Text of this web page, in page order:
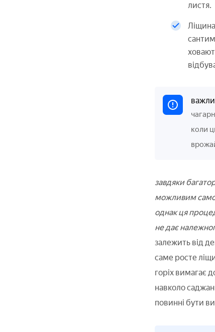
листя.
коли
завдяки
можливим
однак ця
не дає
залежить від
саме росте
горіх вимагає
навколо
повинні бути